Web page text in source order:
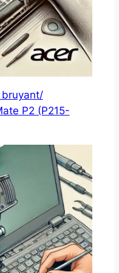
bruyant/
P2 (P215-